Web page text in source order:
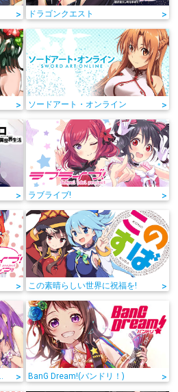
> ドラゴンクエスト >
> ソードアート・オンライン >
> ラブライブ! >
> この素晴らしい世界に祝福を! >
> BanG Dream!(バンドリ！) >